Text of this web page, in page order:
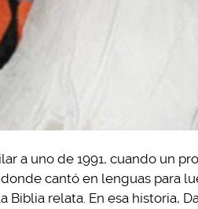
a uno de 1991, cuando un
cantó en lenguas para
Biblia relata. En esa historia,